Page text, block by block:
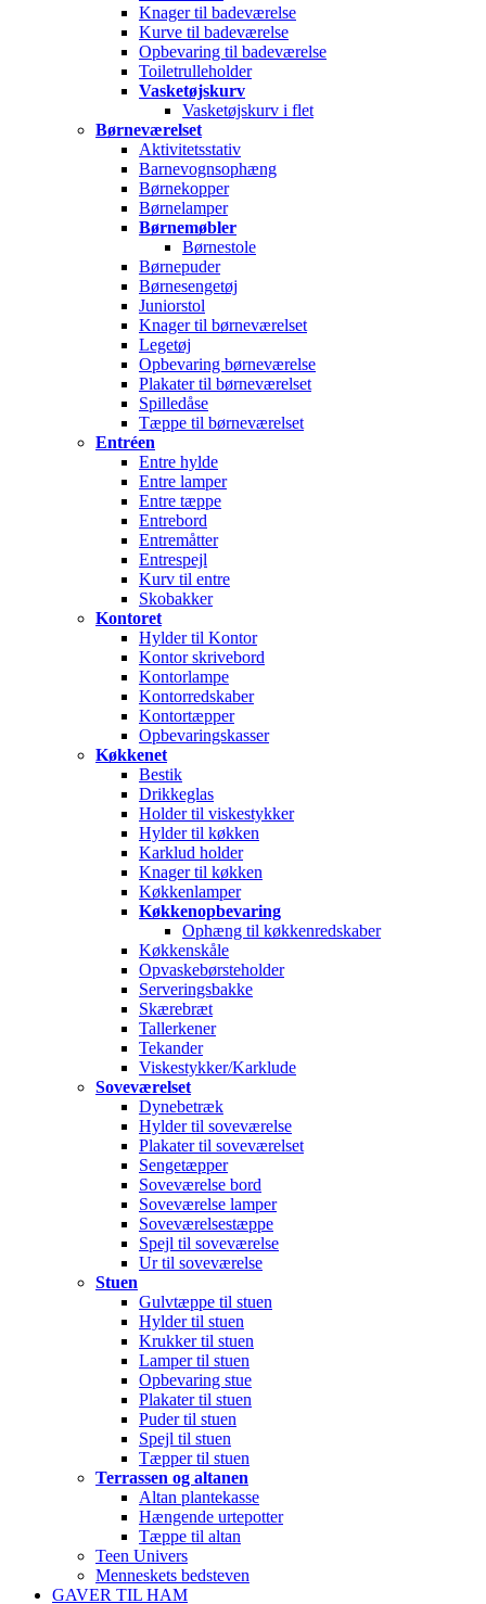
Knager til badeværelse
Kurve til badeværelse
Opbevaring til badeværelse
Toiletrulleholder
Vasketøjskurv
Vasketøjskurv i flet
Børneværelset
Aktivitetsstativ
Barnevognsophæng
Børnekopper
Børnelamper
Børnemøbler
Børnestole
Børnepuder
Børnesengetøj
Juniorstol
Knager til børneværelset
Legetøj
Opbevaring børneværelse
Plakater til børneværelset
Spilledåse
Tæppe til børneværelset
Entréen
Entre hylde
Entre lamper
Entre tæppe
Entrebord
Entremåtter
Entrespejl
Kurv til entre
Skobakker
Kontoret
Hylder til Kontor
Kontor skrivebord
Kontorlampe
Kontorredskaber
Kontortæpper
Opbevaringskasser
Køkkenet
Bestik
Drikkeglas
Holder til viskestykker
Hylder til køkken
Karklud holder
Knager til køkken
Køkkenlamper
Køkkenopbevaring
Ophæng til køkkenredskaber
Køkkenskåle
Opvaskebørsteholder
Serveringsbakke
Skærebræt
Tallerkener
Tekander
Viskestykker/Karklude
Soveværelset
Dynebetræk
Hylder til soveværelse
Plakater til soveværelset
Sengetæpper
Soveværelse bord
Soveværelse lamper
Soveværelsestæppe
Spejl til soveværelse
Ur til soveværelse
Stuen
Gulvtæppe til stuen
Hylder til stuen
Krukker til stuen
Lamper til stuen
Opbevaring stue
Plakater til stuen
Puder til stuen
Spejl til stuen
Tæpper til stuen
Terrassen og altanen
Altan plantekasse
Hængende urtepotter
Tæppe til altan
Teen Univers
Menneskets bedsteven
GAVER TIL HAM